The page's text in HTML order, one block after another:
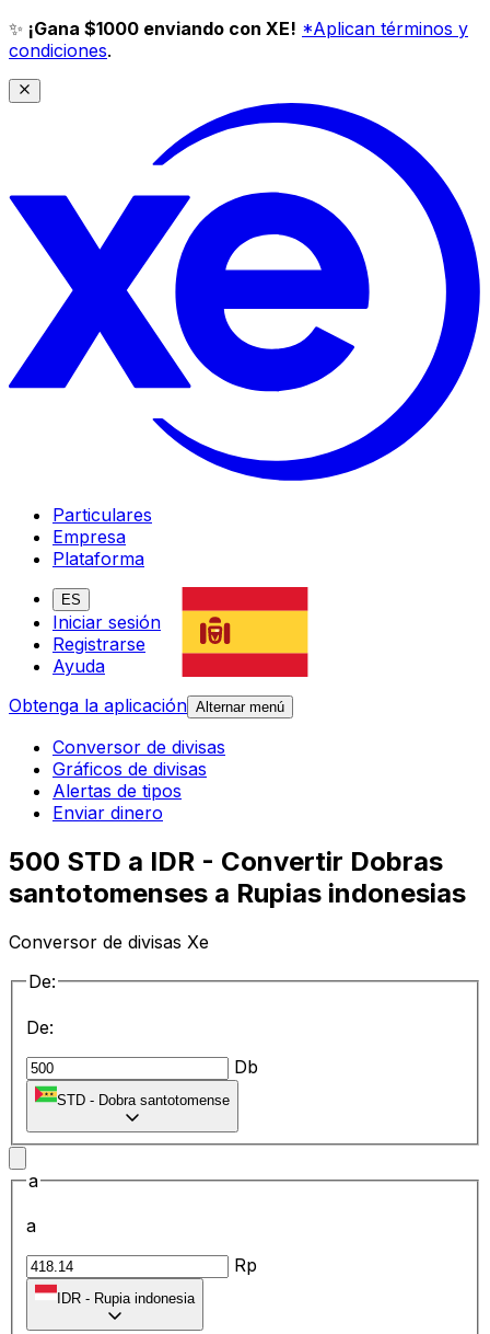
✨ ¡Gana $1000 enviando con XE! *Aplican términos y
condiciones.
Particulares
Empresa
Plataforma
ES
Iniciar sesión
Registrarse
Ayuda
Obtenga la aplicación Alternar menú
Conversor de divisas
Gráficos de divisas
Alertas de tipos
Enviar dinero
500 STD a IDR - Convertir Dobras
santotomenses a Rupias indonesias
Conversor de divisas Xe
De:
De:
Db
STD - Dobra santotomense
a
a
Rp
IDR - Rupia indonesia